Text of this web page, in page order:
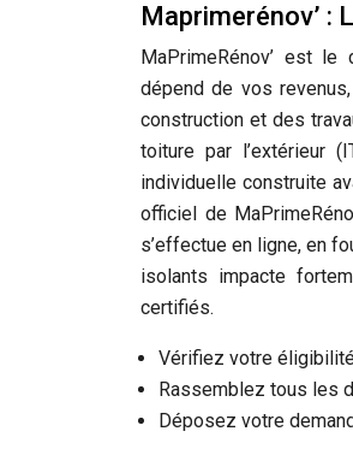
Maprimerénov’ :
MaPrimeRénov’ est le
dépend de vos
construction et des
toiture par l’extérieur
individuelle construite
officiel de
s’effectue en ligne, en
isolants impacte
certifiés.
Vérifiez votre
Rassemblez tous les
Déposez votre